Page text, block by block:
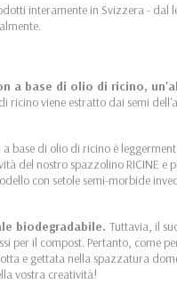
interamente in Svizzera - dal
a base di olio di ricino,
di ricino viene estratto dai semi
base di olio di ricino è
del nostro spazzolino RICINE e
con setole semi-morbide
biodegradabile. Tuttavia, il
per il compost. Pertanto, come
e gettata nella spazzatura
vostra creatività!